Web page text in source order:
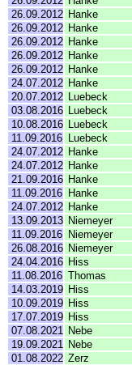
26.09.2012 Hanke
26.09.2012 Hanke
26.09.2012 Hanke
26.09.2012 Hanke
26.09.2012 Hanke
24.07.2012 Hanke
20.07.2012
Luebeck
03.08.2016
Luebeck
10.08.2016
Luebeck
11.09.2016
Luebeck
24.07.2012 Hanke
24.07.2012 Hanke
21.09.2016 Hanke
11.09.2016 Hanke
24.07.2012 Hanke
13.09.2013 Niemeyer
11.09.2016 Niemeyer
26.08.2016 Niemeyer
24.04.2016 Hiss
11.08.2016 Thomas
14.03.2019 Hiss
10.09.2019 Hiss
17.07.2019 Hiss
07.08.2021
Nebe
19.09.2021
Nebe
01.08.2022 Zerz